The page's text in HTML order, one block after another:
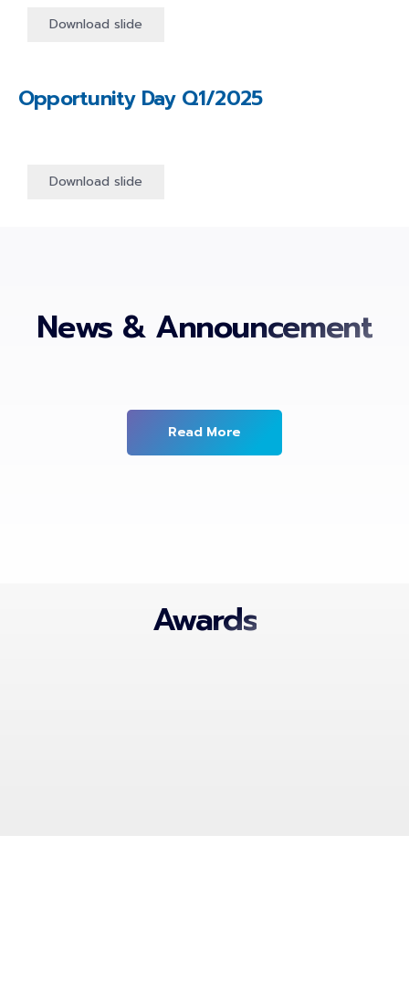
Download slide
Opportunity Day Q1/2025
Download slide
News & Announcement
Read More
Awards